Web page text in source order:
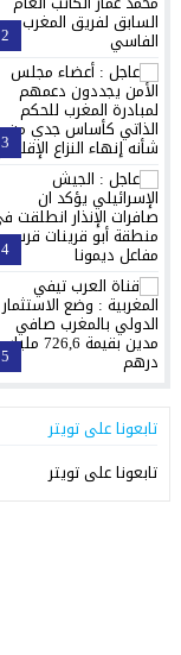
2
3
4
5
تابعونا على تويتر
تابعونا على تويتر